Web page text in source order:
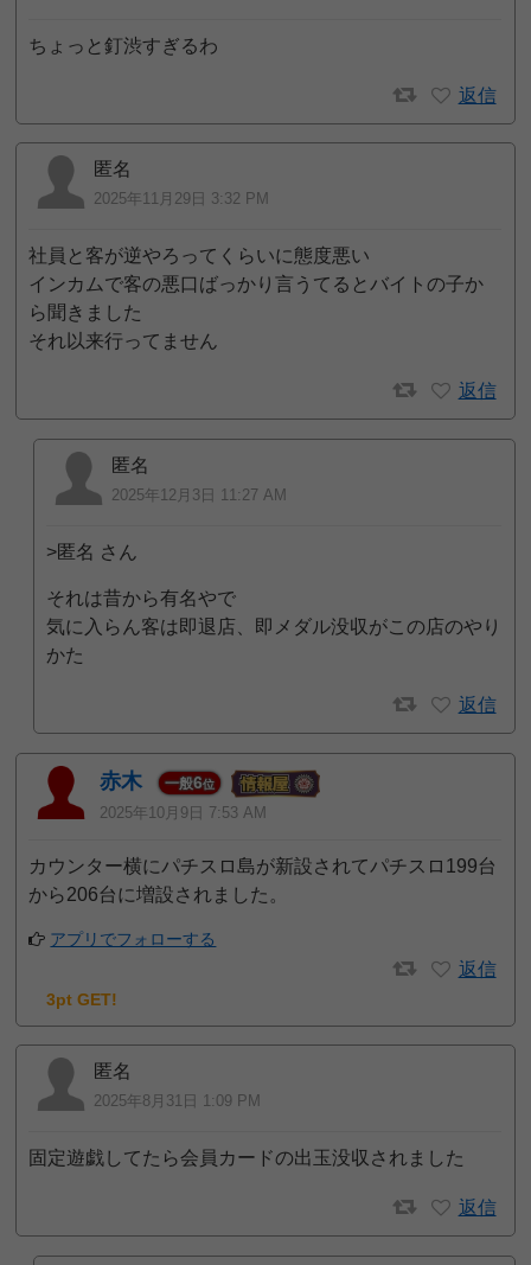
ちょっと釘渋すぎるわ
返信
匿名
2025年11月29日 3:32 PM
社員と客が逆やろってくらいに態度悪い
インカムで客の悪口ばっかり言うてるとバイトの子か
ら聞きました
それ以来行ってません
返信
匿名
2025年12月3日 11:27 AM
>匿名 さん
それは昔から有名やで
気に入らん客は即退店、即メダル没収がこの店のやり
かた
返信
赤木 一般6位
2025年10月9日 7:53 AM
カウンター横にパチスロ島が新設されてパチスロ199台
から206台に増設されました。
アプリでフォローする
返信
3pt GET!
匿名
2025年8月31日 1:09 PM
固定遊戯してたら会員カードの出玉没収されました
返信